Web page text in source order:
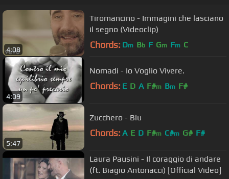
4:08
Tiromancino - Immagini che lasciano
il segno (Videoclip)
Chords: Dm Bb F Gm Fm C
4:09
Nomadi - Io Voglio Vivere.
Chords: E D A F#m Bm F#
5:47
Zucchero - Blu
Chords: A E D F#m C#m G# F#
Laura Pausini - Il coraggio di andare
(ft. Biagio Antonacci) [Official Video]